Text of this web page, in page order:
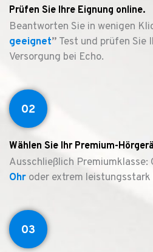
Prüfen Sie Ihre Eignung online.
Beantworten Sie in wenigen
geeignet” Test und prüfen Sie
Versorgung bei Echo.
02
Wählen Sie Ihr Premium-
Ausschließlich
Ohr oder extrem leistungsstark
03